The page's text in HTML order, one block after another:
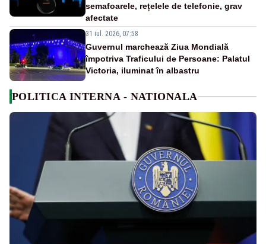
semafoarele, rețelele de telefonie, grav
afectate
31 iul. 2026, 07:58
Guvernul marchează Ziua Mondială
împotriva Traficului de Persoane: Palatul
Victoria, iluminat în albastru
POLITICA INTERNA - NATIONALA